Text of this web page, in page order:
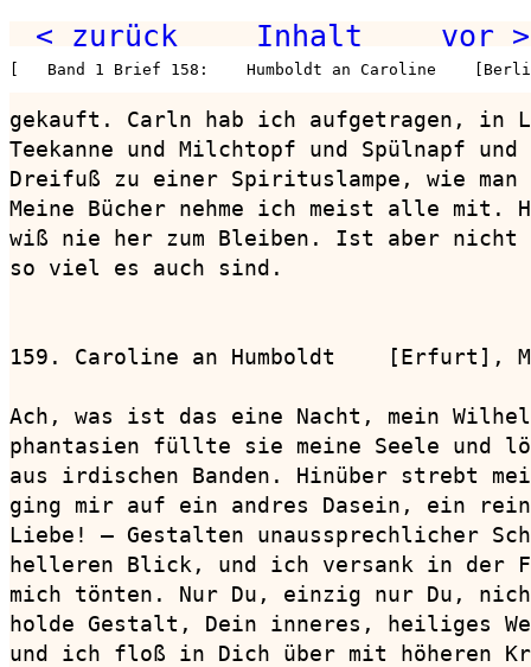
< zurück Inhalt vor >
[   Band 1 Brief 158:    Humboldt an Caroline
gekauft. Carln hab ich aufgetragen, in
Teekanne und Milchtopf und Spülnapf
Dreifuß zu einer Spirituslampe, wie
Meine Bücher nehme ich meist alle mit.
wiß nie her zum Bleiben. Ist aber nicht
so viel es auch sind.
159. Caroline an Humboldt    [Erfurt],
Ach, was ist das eine Nacht, mein
phantasien füllte sie meine Seele und
aus irdischen Banden. Hinüber strebt
ging mir auf ein andres Dasein, ein
Liebe! — Gestalten unaussprechlicher
helleren Blick, und ich versank in der
mich tönten. Nur Du, einzig nur Du,
holde Gestalt, Dein inneres, heiliges
und ich floß in Dich über mit höheren